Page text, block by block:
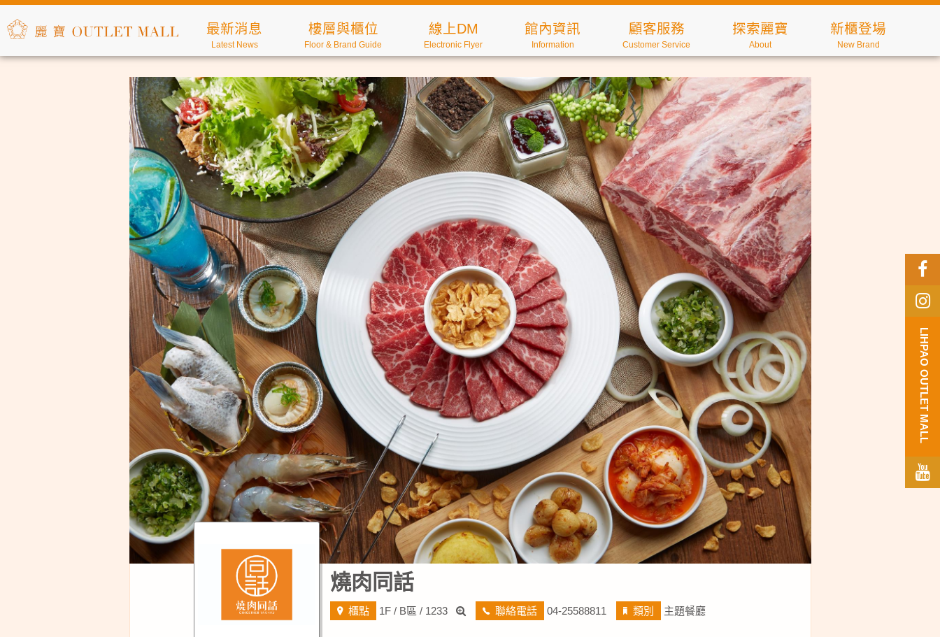
最新消息
Latest News
樓層與櫃位
Floor & Brand Guide
線上DM
Electronic Flyer
館內資訊
Information
顧客服務
Customer Service
探索麗寶
About
新櫃登場
New Brand
LIHPAO OUTLET MALL
燒肉同話
櫃點 1F / B區 / 1233 聯絡電話 04-25588811 類別 主題餐廳